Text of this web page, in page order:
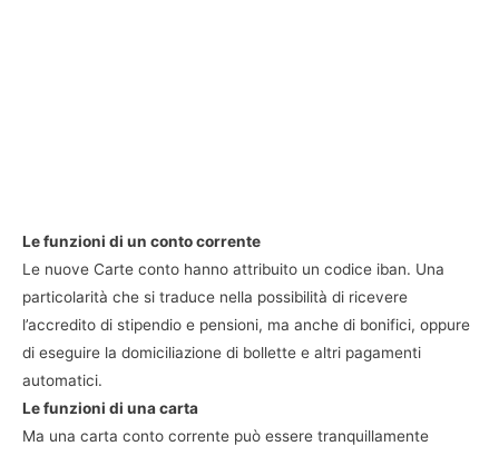
Le funzioni di un conto corrente
Le nuove Carte conto hanno attribuito un codice iban. Una
particolarità che si traduce nella possibilità di ricevere
l’accredito di stipendio e pensioni, ma anche di bonifici, oppure
di eseguire la domiciliazione di bollette e altri pagamenti
automatici.
Le funzioni di una carta
Ma una carta conto corrente può essere tranquillamente